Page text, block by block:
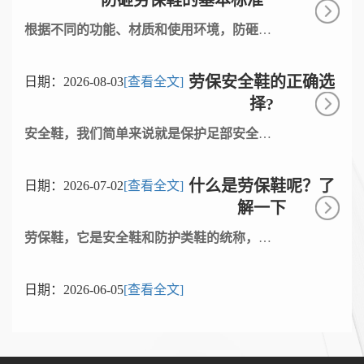
根据不同的功能、材质和使用环境，防砸劳
[查看全文]
日期： 2026-08-03
劳保安全鞋的正确选
择?
安全鞋，我们简单来说就是保护足部安全的
重视的，简单来说如何我们工作出现在这些
区域工作的话，我们就要选择其对应的鞋
子，如果环境中有尖锐的物体刺穿鞋底，要
[查看全文]
日期： 2026-07-02
什么是劳保鞋呢？了
解一下
劳保鞋，它是安全鞋和防护类鞋的统称，也
类。安全鞋主要有护趾防砸鞋、绝缘鞋、防
[查看全文]
日期： 2026-06-05